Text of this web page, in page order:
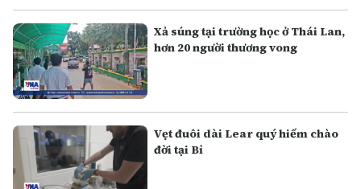
Xả súng tại trường học ở Thái Lan,
hơn 20 người thương vong
Vẹt đuôi dài Lear quý hiếm chào
đời tại Bỉ